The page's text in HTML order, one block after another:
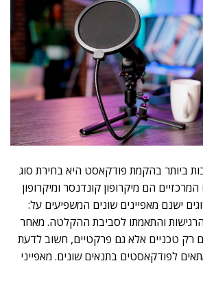
ביותר בהקמת פודקאסט היא בחירת סוג
הם מיקרופון קונדנסר ומיקרופון
ישנם מאפיינים שונים המשפיעים על:
והתאמתו לסביבת ההקלטה. מאחר
רק טכניים אלא גם פרקטיים, חשוב לדעת
לפודקאסטים בתנאים שונים. מאפייני